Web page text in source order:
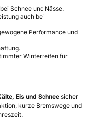
Schnee und Nässe.
auch bei
Performance und
Winterreifen für
Eis und Schnee sicher
kurze Bremswege und